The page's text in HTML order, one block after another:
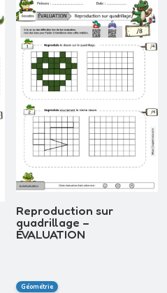
Reproduction sur
quadrillage –
ÉVALUATION
Géométrie